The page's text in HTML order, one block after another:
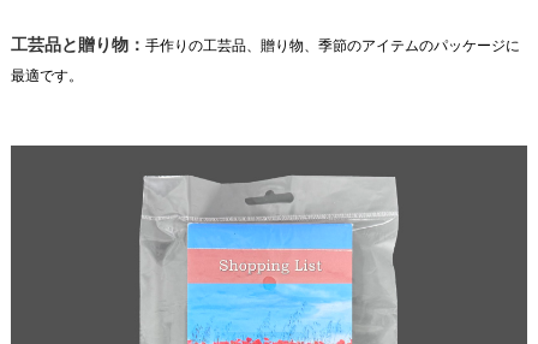
工芸品と贈り物： 手作りの工芸品、贈り物、季節のアイテムのパッケージに
最適です。